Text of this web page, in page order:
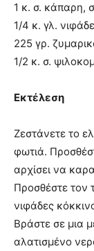
1 κ. σ. κάπαρη,
1/4 κ. γλ.
225 γρ.
1/2 κ. σ.
Εκτέλεση
Ζεστάνετε το
φωτιά.
αρχίσει να
Προσθέστε τον
νιφάδες
Βράστε σε μια
αλατισμένο